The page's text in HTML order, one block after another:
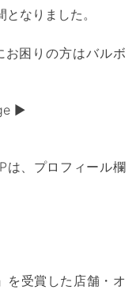
なりました。
お困りの方はバルボ
▶
は、プロフィール欄
を受賞した店舗・オ